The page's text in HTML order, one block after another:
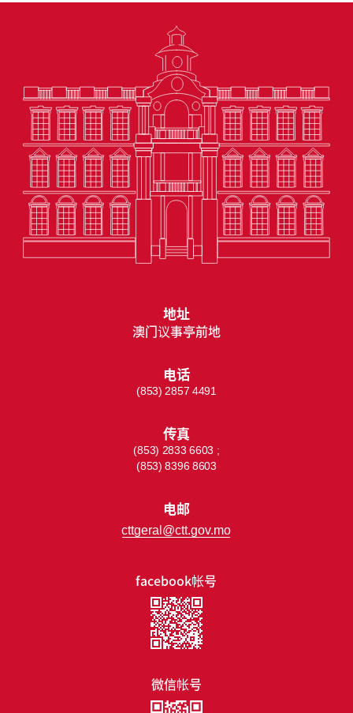
facebook帐号
微信帐号
地址
澳门议事亭前地
电话
(853) 2857 4491
传真
(853) 2833 6603 ;
(853) 8396 8603
电邮
cttgeral@ctt.gov.mo